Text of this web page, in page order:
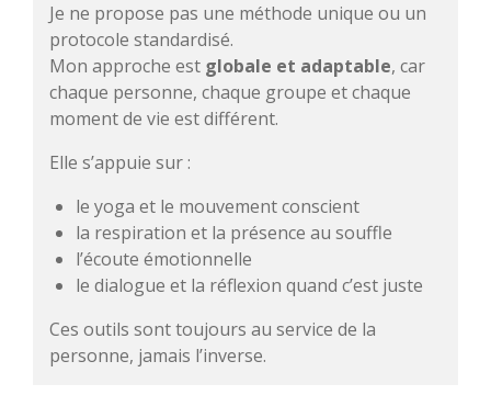
Je ne propose pas une méthode unique ou un
protocole standardisé.
Mon approche est globale et adaptable, car
chaque personne, chaque groupe et chaque
moment de vie est différent.
Elle s’appuie sur :
le yoga et le mouvement conscient
la respiration et la présence au souffle
l’écoute émotionnelle
le dialogue et la réflexion quand c’est juste
Ces outils sont toujours au service de la
personne, jamais l’inverse.